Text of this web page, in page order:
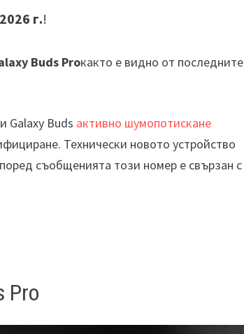
г.!
Buds Proкакто е видно от последните
Galaxy Buds активно шумопотискане
Технически новото устройство
съобщенията този номер е свързан с
Pro